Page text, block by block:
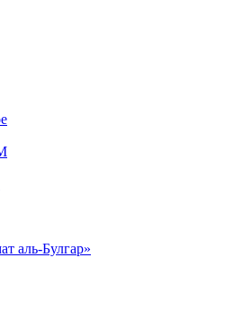
аль-Булгар»